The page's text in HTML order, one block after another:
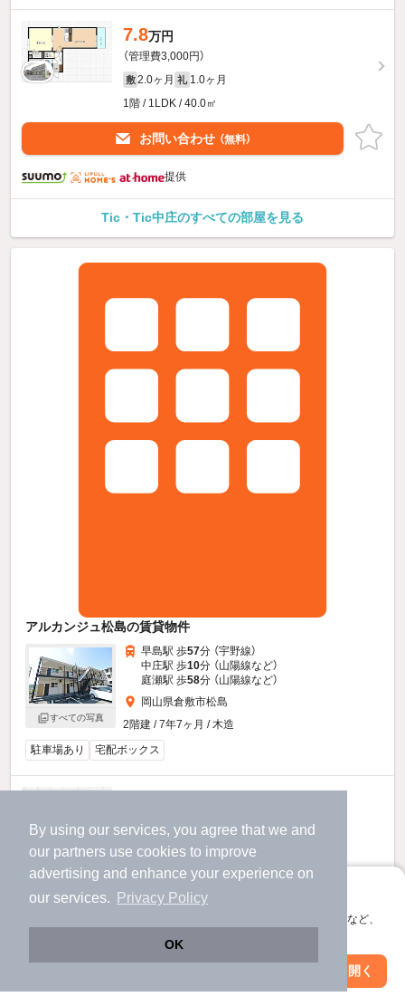
By using our services, you agree that we and
our partners use cookies to improve
advertising and enhance your experience on
our services.
Privacy Policy
OK
アプリに切り替えて、サクサクお部屋探し
会員登録なしですぐ使える。マップ検索やお気に入り保存など、
アプリを開く
7.8万円
（管理費3,000円）
敷 2.0ヶ月 礼 1.0ヶ月
1階 / 1LDK / 40.0㎡
お問い合わせ （無料）
提供
Tic・Tic中庄のすべての部屋を見る
アルカンジュ松島の賃貸物件
すべての写真
早島駅 歩57分 （宇野線）
中庄駅 歩10分 （山陽線など）
庭瀬駅 歩58分 （山陽線など）
岡山県倉敷市松島
2階建 / 7年7ヶ月 / 木造
駐車場あり
宅配ボックス
（管理費3,000円）
敷 不要 礼 1.0ヶ月
2階 / 1LDK / 46.58㎡
絞り込み条件を変更